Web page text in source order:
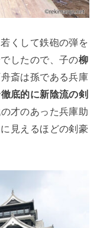
くして鉄砲の弾を
したので、子の柳
斎は孫である兵庫
徹底的に新陰流の剣
才のあった兵庫助
見えるほどの剣豪